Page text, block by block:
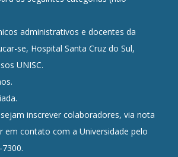
administrativos e docentes da
se, Hospital Santa Cruz do Sul,
UNISC.
inscrever colaboradores, via nota
em contato com a Universidade pelo